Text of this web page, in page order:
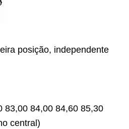
posição, independente
83,00 84,00 84,60 85,30
central)